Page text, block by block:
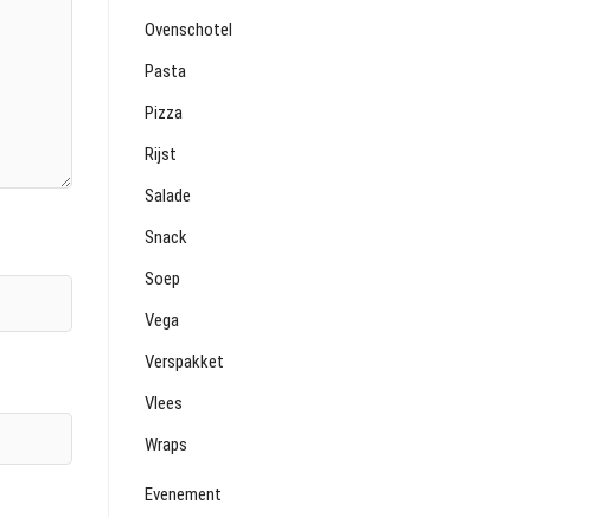
Ovenschotel
Pasta
Pizza
Rijst
Salade
Snack
Soep
Vega
Verspakket
Vlees
Wraps
Evenement